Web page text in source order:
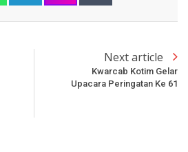
Next article
Kwarcab Kotim Gelar
Upacara Peringatan Ke 61